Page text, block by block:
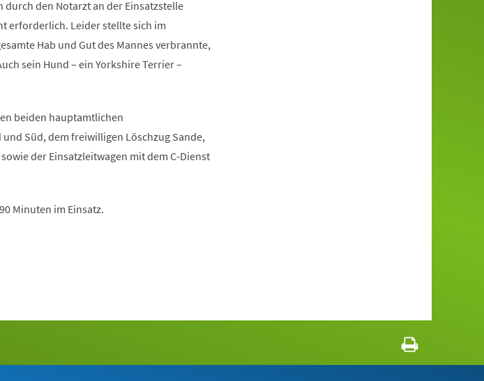
den Notarzt an der Einsatzstelle
erforderlich. Leider stellte sich im
Hab und Gut des Mannes verbrannte,
sein Hund – ein Yorkshire Terrier –
beiden hauptamtlichen
Süd, dem freiwilligen Löschzug Sande,
der Einsatzleitwagen mit dem C-Dienst
Minuten im Einsatz.